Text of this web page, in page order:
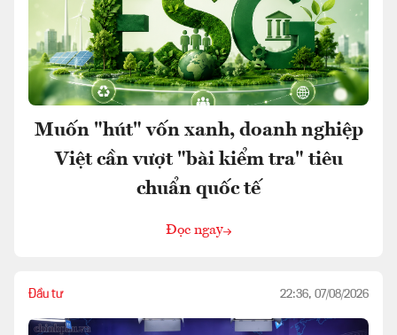
Muốn "hút" vốn xanh, doanh nghiệp
Việt cần vượt "bài kiểm tra" tiêu
chuẩn quốc tế
Đọc ngay
Đầu tư 22:36, 07/08/2026